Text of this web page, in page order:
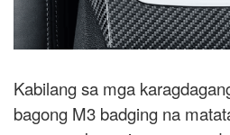
Kabilang sa mga
bagong M3 badging na